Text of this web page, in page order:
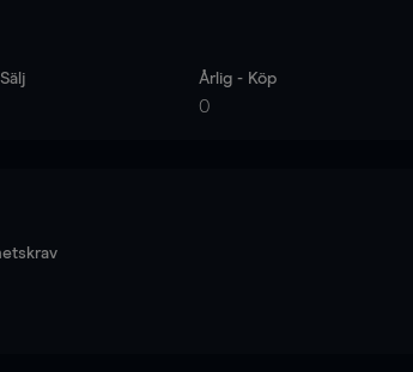
Årlig - Köp
0